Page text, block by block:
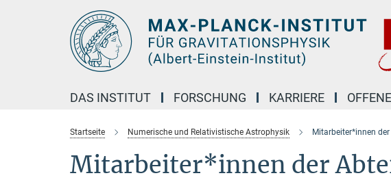
DAS INSTITUT FORSCHUNG KARRIERE
Startseite Numerische und Relativistische Astrophysik Mitarbeiter*innen
Mitarbeiter*innen der